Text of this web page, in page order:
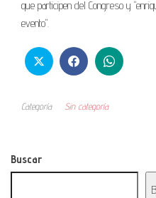
que participen del Congreso y
evento".
Categoría Sin categoría
Buscar